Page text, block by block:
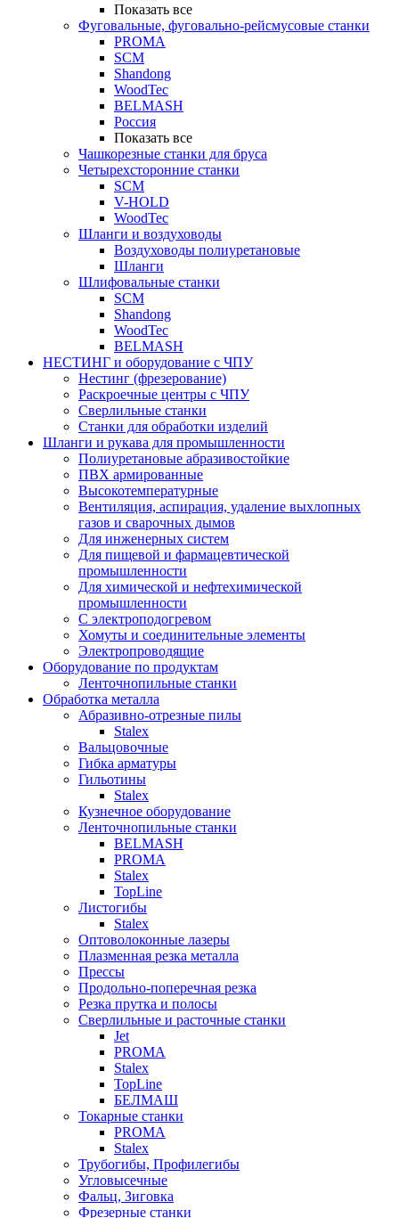
Показать все
Фуговальные, фуговально-рейсмусовые станки
PROMA
SCM
Shandong
WoodTec
BELMASH
Россия
Показать все
Чашкорезные станки для бруса
Четырехсторонние станки
SCM
V-HOLD
WoodTec
Шланги и воздуховоды
Воздуховоды полиуретановые
Шланги
Шлифовальные станки
SCM
Shandong
WoodTec
BELMASH
НЕСТИНГ и оборудование с ЧПУ
Нестинг (фрезерование)
Раскроечные центры с ЧПУ
Сверлильные станки
Станки для обработки изделий
Шланги и рукава для промышленности
Полиуретановые абразивостойкие
ПВХ армированные
Высокотемпературные
Вентиляция, аспирация, удаление выхлопных
газов и сварочных дымов
Для инженерных систем
Для пищевой и фармацевтической
промышленности
Для химической и нефтехимической
промышленности
С электроподогревом
Хомуты и соединительные элементы
Электропроводящие
Оборудование по продуктам
Ленточнопильные станки
Обработка металла
Абразивно-отрезные пилы
Stalex
Вальцовочные
Гибка арматуры
Гильотины
Stalex
Кузнечное оборудование
Ленточнопильные станки
BELMASH
PROMA
Stalex
TopLine
Листогибы
Stalex
Оптоволоконные лазеры
Плазменная резка металла
Прессы
Продольно-поперечная резка
Резка прутка и полосы
Сверлильные и расточные станки
Jet
PROMA
Stalex
TopLine
БЕЛМАШ
Токарные станки
PROMA
Stalex
Трубогибы, Профилегибы
Угловысечные
Фальц, Зиговка
Фрезерные станки